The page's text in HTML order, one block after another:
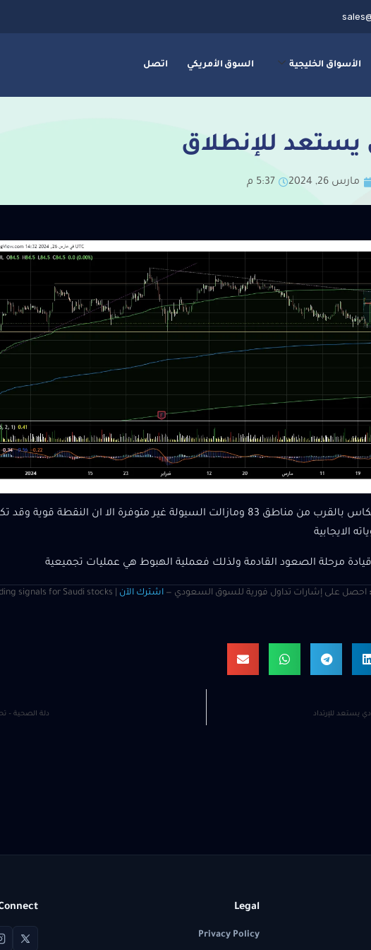
الأسواق الخليجية السوق الأمريكي اتصل
يستعد للإنطلاق
مارس 26, 2024 5:37 م
يستعد الراجحي للإنعكاس بالقرب من مناطق 83 ومازالت السيولة غير متوفرة الا ان النقطة
الايجابية
قيادة مرحلة الصعود القادمة ولذلك فعملية الهبوط هي عمليات تجميعية
احصل على إشارات تداول فورية للسوق السعودي — اشترك الآن
signals for Saudi stocks
يستعد للإرتداد دلة الصحية –
Legal
Privacy Policy